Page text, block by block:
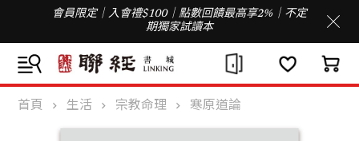
會員限定｜入會禮$100｜點數回饋最高享2%｜不定
期獨家試讀本
首頁 生活 宗教命理 寒原道論